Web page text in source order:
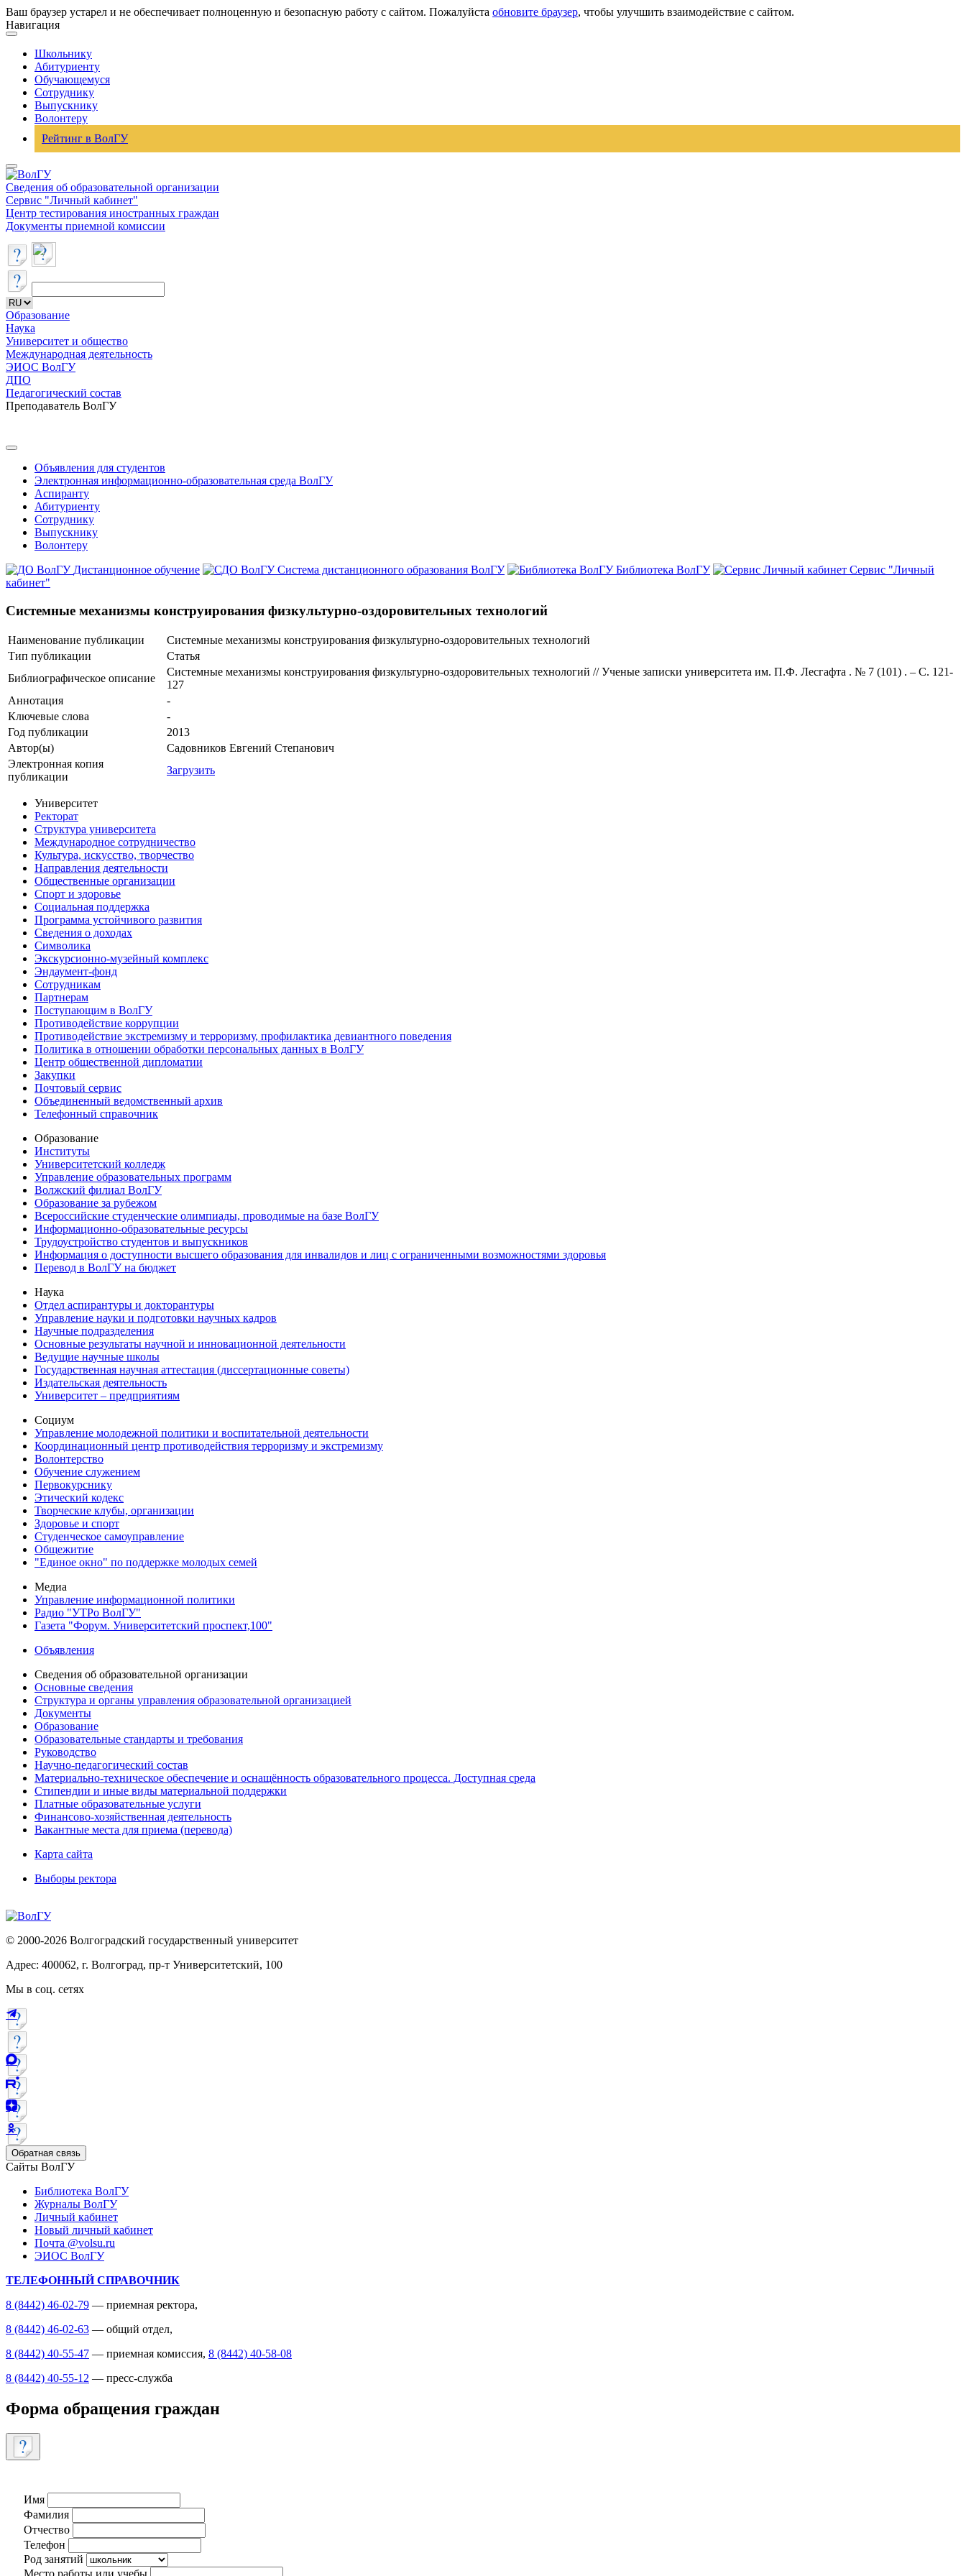
Ваш браузер устарел и не обеспечивает полноценную и безопасную работу с сайтом. Пожалуйста обновите браузер, чтобы улучшить взаимодействие с сайтом.
Навигация
Школьнику
Абитуриенту
Обучающемуся
Сотруднику
Выпускнику
Волонтеру
Рейтинг в ВолГУ
Сведения об образовательной организации
Сервис "Личный кабинет"
Центр тестирования иностранных граждан
Документы приемной комиссии
Образование
Наука
Университет и общество
Международная деятельность
ЭИОС ВолГУ
ДПО
Педагогический состав
Преподаватель ВолГУ
Объявления для студентов
Электронная информационно-образовательная среда ВолГУ
Аспиранту
Абитуриенту
Сотруднику
Выпускнику
Волонтеру
Дистанционное обучение
Система дистанционного образования ВолГУ Библиотека ВолГУ
Сервис "Личный
кабинет"
Системные механизмы конструирования физкультурно-оздоровительных технологий
Наименование публикации
Системные механизмы конструирования физкультурно-оздоровительных технологий
Тип публикации
Статья
Библиографическое описание
Системные механизмы конструирования физкультурно-оздоровительных технологий // Ученые записки университета им. П.Ф. Лесгафта . № 7 (101) . – С. 121-
127
Аннотация
-
Ключевые cлова
-
Год публикации
2013
Автор(ы)
Садовников Евгений Степанович
Электронная копия
публикации
Загрузить
Университет
Ректорат
Структура университета
Международное сотрудничество
Культура, искусство, творчество
Направления деятельности
Общественные организации
Спорт и здоровье
Социальная поддержка
Программа устойчивого развития
Сведения о доходах
Символика
Экскурсионно-музейный комплекс
Эндаумент-фонд
Сотрудникам
Партнерам
Поступающим в ВолГУ
Противодействие коррупции
Противодействие экстремизму и терроризму, профилактика девиантного поведения
Политика в отношении обработки персональных данных в ВолГУ
Центр общественной дипломатии
Закупки
Почтовый сервис
Объединенный ведомственный архив
Телефонный справочник
Образование
Институты
Университетский колледж
Управление образовательных программ
Волжский филиал ВолГУ
Образование за рубежом
Всероссийские студенческие олимпиады, проводимые на базе ВолГУ
Информационно-образовательные ресурсы
Трудоустройство студентов и выпускников
Информация о доступности высшего образования для инвалидов и лиц с ограниченными возможностями здоровья
Перевод в ВолГУ на бюджет
Наука
Отдел аспирантуры и докторантуры
Управление науки и подготовки научных кадров
Научные подразделения
Основные результаты научной и инновационной деятельности
Ведущие научные школы
Государственная научная аттестация (диссертационные советы)
Издательская деятельность
Университет – предприятиям
Социум
Управление молодежной политики и воспитательной деятельности
Координационный центр противодействия терроризму и экстремизму
Волонтерство
Обучение служением
Первокурснику
Этический кодекс
Творческие клубы, организации
Здоровье и спорт
Студенческое самоуправление
Общежитие
"Единое окно" по поддержке молодых семей
Медиа
Управление информационной политики
Радио "УТРо ВолГУ"
Газета "Форум. Университетский проспект,100"
Объявления
Сведения об образовательной организации
Основные сведения
Структура и органы управления образовательной организацией
Документы
Образование
Образовательные стандарты и требования
Руководство
Научно-педагогический состав
Материально-техническое обеспечение и оснащённость образовательного процесса. Доступная среда
Стипендии и иные виды материальной поддержки
Платные образовательные услуги
Финансово-хозяйственная деятельность
Вакантные места для приема (перевода)
Карта сайта
Выборы ректора
© 2000-2026 Волгоградский государственный университет
Адрес: 400062, г. Волгоград, пр-т Университетский, 100
Мы в соц. сетях
Обратная связь
Сайты ВолГУ
Библиотека ВолГУ
Журналы ВолГУ
Личный кабинет
Новый личный кабинет
Почта @volsu.ru
ЭИОС ВолГУ
ТЕЛЕФОННЫЙ СПРАВОЧНИК
8 (8442) 46-02-79 — приемная ректора,
8 (8442) 46-02-63 — общий отдел,
8 (8442) 40-55-47 — приемная комиссия, 8 (8442) 40-58-08
8 (8442) 40-55-12 — пресс-служба
Форма обращения граждан
Имя
Фамилия
Отчество
Телефон
Род занятий